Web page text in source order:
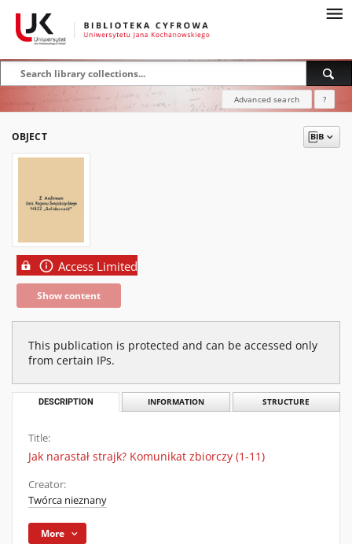
Advanced search ?
OBJECT
Access Limited
Show content
This publication is protected and can be accessed only
from certain IPs.
DESCRIPTION INFORMATION STRUCTURE
Title:
Jak narastał strajk? Komunikat zbiorczy (1-11)
Creator:
Twórca nieznany
More